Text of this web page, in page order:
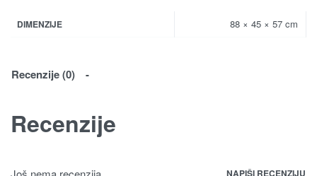
DIMENZIJE 88 × 45 × 57 cm
Recenzije (0)
Recenzije
NAPIŠI RECENZIJU